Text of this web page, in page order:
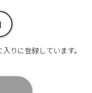
りに登録しています。